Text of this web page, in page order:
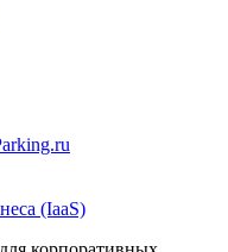
(IaaS)